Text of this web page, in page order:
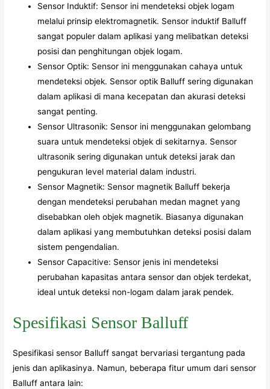
Sensor Induktif: Sensor ini mendeteksi objek logam
melalui prinsip elektromagnetik. Sensor induktif Balluff
sangat populer dalam aplikasi yang melibatkan deteksi
posisi dan penghitungan objek logam.
Sensor Optik: Sensor ini menggunakan cahaya untuk
mendeteksi objek. Sensor optik Balluff sering digunakan
dalam aplikasi di mana kecepatan dan akurasi deteksi
sangat penting.
Sensor Ultrasonik: Sensor ini menggunakan gelombang
suara untuk mendeteksi objek di sekitarnya. Sensor
ultrasonik sering digunakan untuk deteksi jarak dan
pengukuran level material dalam industri.
Sensor Magnetik: Sensor magnetik Balluff bekerja
dengan mendeteksi perubahan medan magnet yang
disebabkan oleh objek magnetik. Biasanya digunakan
dalam aplikasi yang membutuhkan deteksi posisi dalam
sistem pengendalian.
Sensor Capacitive: Sensor jenis ini mendeteksi
perubahan kapasitas antara sensor dan objek terdekat,
ideal untuk deteksi non-logam dalam jarak pendek.
Spesifikasi Sensor Balluff
Spesifikasi sensor Balluff sangat bervariasi tergantung pada
jenis dan aplikasinya. Namun, beberapa fitur umum dari sensor
Balluff antara lain: